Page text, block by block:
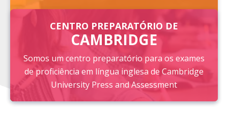
CENTRO PREPARATÓRIO DE
CAMBRIDGE
Somos um centro preparatório para os exames
de proficiência em língua inglesa de Cambridge
University Press and Assessment